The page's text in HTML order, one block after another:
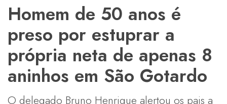
Homem de 50 anos é
preso por estuprar a
própria neta de apenas 8
aninhos em São Gotardo
O delegado Bruno Henrique alertou os pais a